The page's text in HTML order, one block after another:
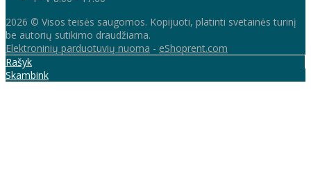
2026 © Visos teisės saugomos. Kopijuoti, platinti svetainės turinį
be autorių sutikimo draudžiama.
Elektroninių parduotuvių nuoma - eShoprent.com
Rašyk
Skambink